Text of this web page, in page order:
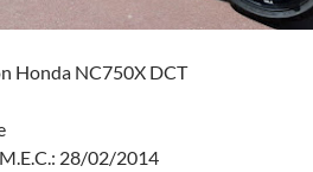
Honda NC750X DCT
28/02/2014